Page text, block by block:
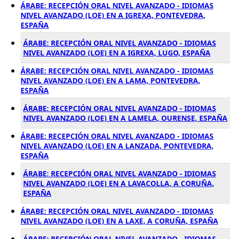
ÁRABE: RECEPCIÓN ORAL NIVEL AVANZADO - IDIOMAS
NIVEL AVANZADO (LOE) EN A IGREXA, PONTEVEDRA,
ESPAÑA
ÁRABE: RECEPCIÓN ORAL NIVEL AVANZADO - IDIOMAS
NIVEL AVANZADO (LOE) EN A IGREXA, LUGO, ESPAÑA
ÁRABE: RECEPCIÓN ORAL NIVEL AVANZADO - IDIOMAS
NIVEL AVANZADO (LOE) EN A LAMA, PONTEVEDRA,
ESPAÑA
ÁRABE: RECEPCIÓN ORAL NIVEL AVANZADO - IDIOMAS
NIVEL AVANZADO (LOE) EN A LAMELA, OURENSE, ESPAÑA
ÁRABE: RECEPCIÓN ORAL NIVEL AVANZADO - IDIOMAS
NIVEL AVANZADO (LOE) EN A LANZADA, PONTEVEDRA,
ESPAÑA
ÁRABE: RECEPCIÓN ORAL NIVEL AVANZADO - IDIOMAS
NIVEL AVANZADO (LOE) EN A LAVACOLLA, A CORUÑA,
ESPAÑA
ÁRABE: RECEPCIÓN ORAL NIVEL AVANZADO - IDIOMAS
NIVEL AVANZADO (LOE) EN A LAXE, A CORUÑA, ESPAÑA